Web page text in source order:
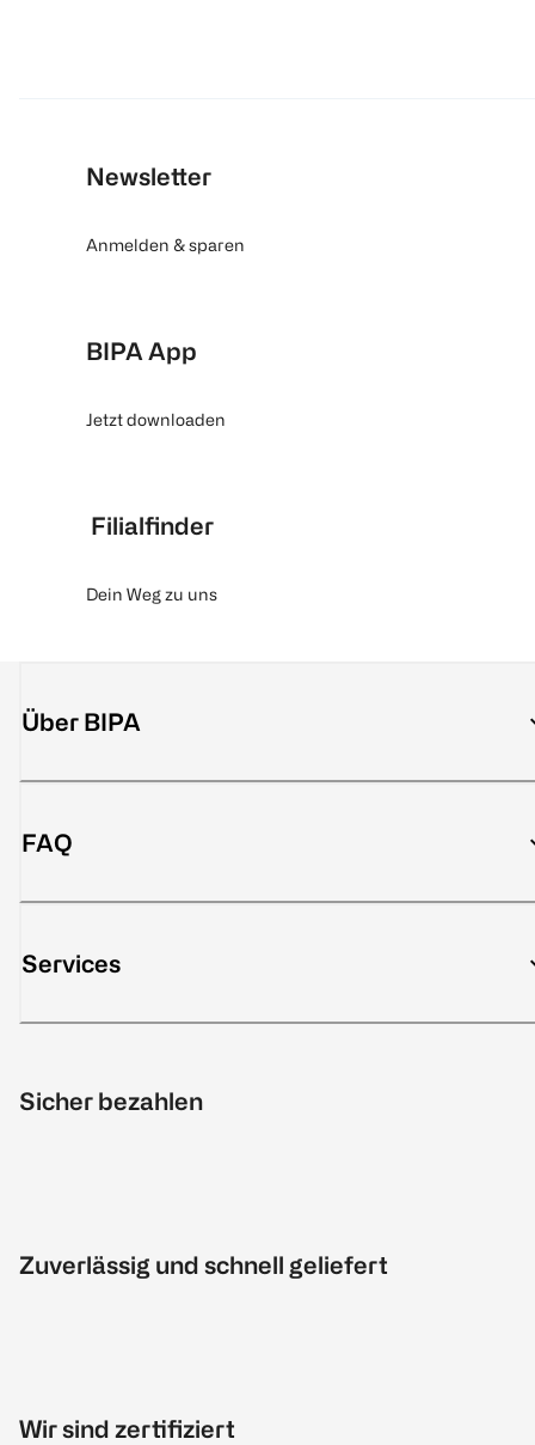
Newsletter
Anmelden & sparen
BIPA App
Jetzt downloaden
Filialfinder
Dein Weg zu uns
Über BIPA
FAQ
Services
Sicher bezahlen
Zuverlässig und schnell geliefert
Wir sind zertifiziert